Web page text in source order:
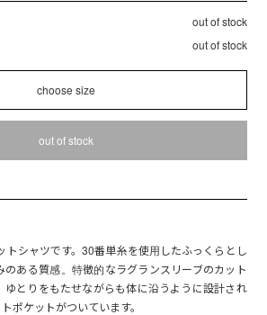
out of stock
out of stock
out of stock
トシャツです。30番単糸を使用したふっくらとし
ある質感。特徴的なラグランスリーブのカット
ゆとりをもたせながらも体に沿うように設計され
ポケットがついています。